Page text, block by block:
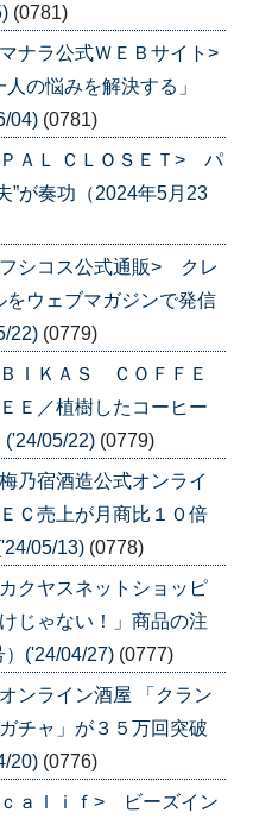
(0781)
ナラ公式ＷＥＢサイト>
の悩みを解決する」
04) (0781)
ＡＬ ＣＬＯＳＥＴ> パ
”が奏功（2024年5月23
シコス公式通販> クレ
ウェブマガジンで発信
22) (0779)
ＩＫＡＳ ＣＯＦＦＥ
／植樹したコーヒー
('24/05/22) (0779)
乃宿酒造公式オンライ
Ｃ売上が月商比１０倍
05/13) (0778)
クヤスネットショッピ
じゃない！」商品の注
('24/04/27) (0777)
ンライン酒屋 「クラン
チャ」が３５万回突破
20) (0776)
ａｌｉｆ> ビーズイン